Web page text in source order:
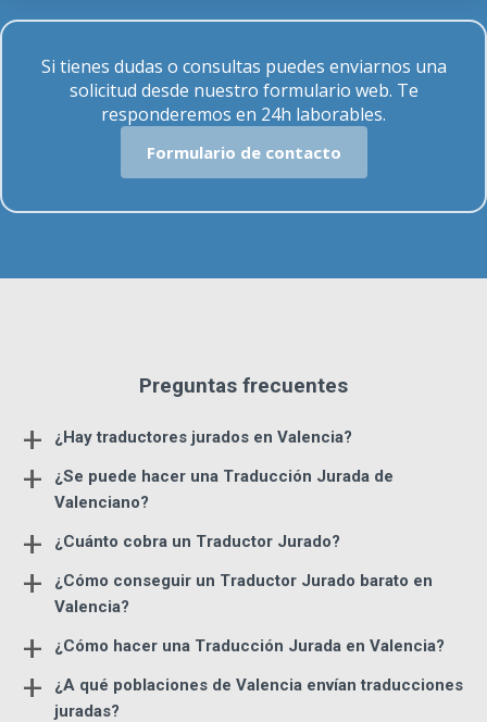
Si tienes dudas o consultas puedes enviarnos una
solicitud desde nuestro formulario web. Te
responderemos en 24h laborables.
Formulario de contacto
Preguntas frecuentes
+ ¿Hay traductores jurados en Valencia?
+
¿Se puede hacer una Traducción Jurada de
Valenciano?
+ ¿Cuánto cobra un Traductor Jurado?
+
¿Cómo conseguir un Traductor Jurado barato en
Valencia?
+ ¿Cómo hacer una Traducción Jurada en Valencia?
+
¿A qué poblaciones de Valencia envían traducciones
juradas?